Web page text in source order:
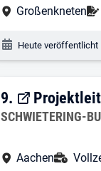
Arbeitsort:
Großenkneten
Heute veröffentlicht
9.
9.
Arbeitgeber:
SCHWIETERING-
Arbeitsort:
Aachen